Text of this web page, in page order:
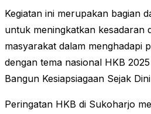
Kegiatan ini merupakan bagian
untuk meningkatkan kesadaran
masyarakat dalam menghadapi
dengan tema nasional HKB
Bangun Kesiapsiagaan Sejak
Peringatan HKB di Sukoharjo